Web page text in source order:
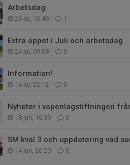
Arbetsdag
26 jul, 10:48 1
Extra öppet i Juli och arbetsdag
24 jul, 09:08 0
Information!
14 jul, 22:12 0
Nyheter i vapenlagstiftningen
18 jun, 16:39 0
SM kval 3 och uppdatering vad
14 jun, 20:20 0